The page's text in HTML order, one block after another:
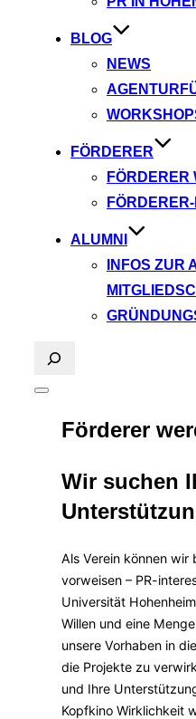
BLOG
NEWS
FÖRDERER
FÖRDERER
ALUMNI
INFOS ZUR
Suchen
Seitenleiste
Navigation
umschalten
Förderer
Wir suchen
Als Verein können wir
vorweisen – PR-
Universität
Willen und eine
unsere Vorhaben in
die Projekte zu
und Ihre
Kopfkino Wirklichkeit